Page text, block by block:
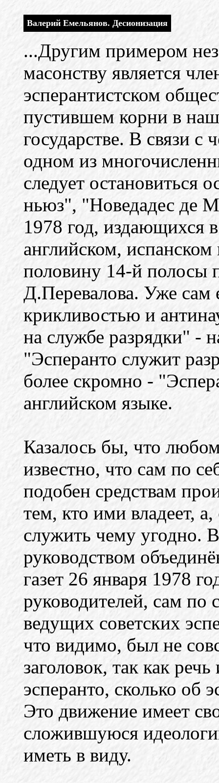
Валерий Емельянов. Десионизация
...Другим примером
масонству является
эсперантистском
пустившем корни в
государстве. В связи с
одном из
следует остановиться
ньюз", "Новедадес де
1978 год, издающихся
английском,
половину 14-й полосы
Д.Перевалова. Уже сам
крикливостью и
на службе разрядки" -
"Эсперанто служит
более скромно -
английском языке.
Казалось бы, что
известно, что сам по
подобен средствам
тем, кто ими владеет,
служить чему угодно.
руководством
газет 26 января 1978
руководителей, сам по
ведущих советских
что видимо, был не
заголовок, так как
эсперанто, сколько об
Это движение имеет
сложившуюся
иметь в виду.